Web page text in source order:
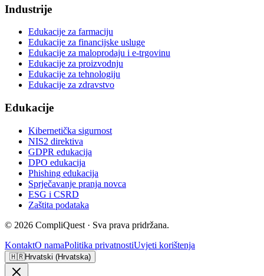
Industrije
Edukacije za farmaciju
Edukacije za financijske usluge
Edukacije za maloprodaju i e-trgovinu
Edukacije za proizvodnju
Edukacije za tehnologiju
Edukacije za zdravstvo
Edukacije
Kibernetička sigurnost
NIS2 direktiva
GDPR edukacija
DPO edukacija
Phishing edukacija
Sprječavanje pranja novca
ESG i CSRD
Zaštita podataka
© 2026 CompliQuest · Sva prava pridržana.
KontaktO namaPolitika privatnostiUvjeti korištenja
🇭🇷Hrvatski (Hrvatska)